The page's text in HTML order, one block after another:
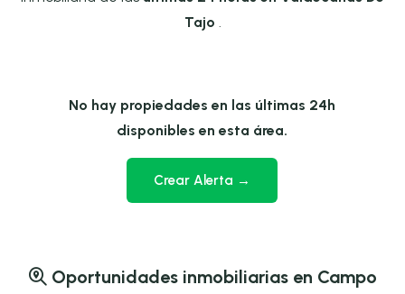
Tajo
No hay propiedades en las últimas 24h
disponibles en esta área.
Crear Alerta →
Oportunidades inmobiliarias en Campo